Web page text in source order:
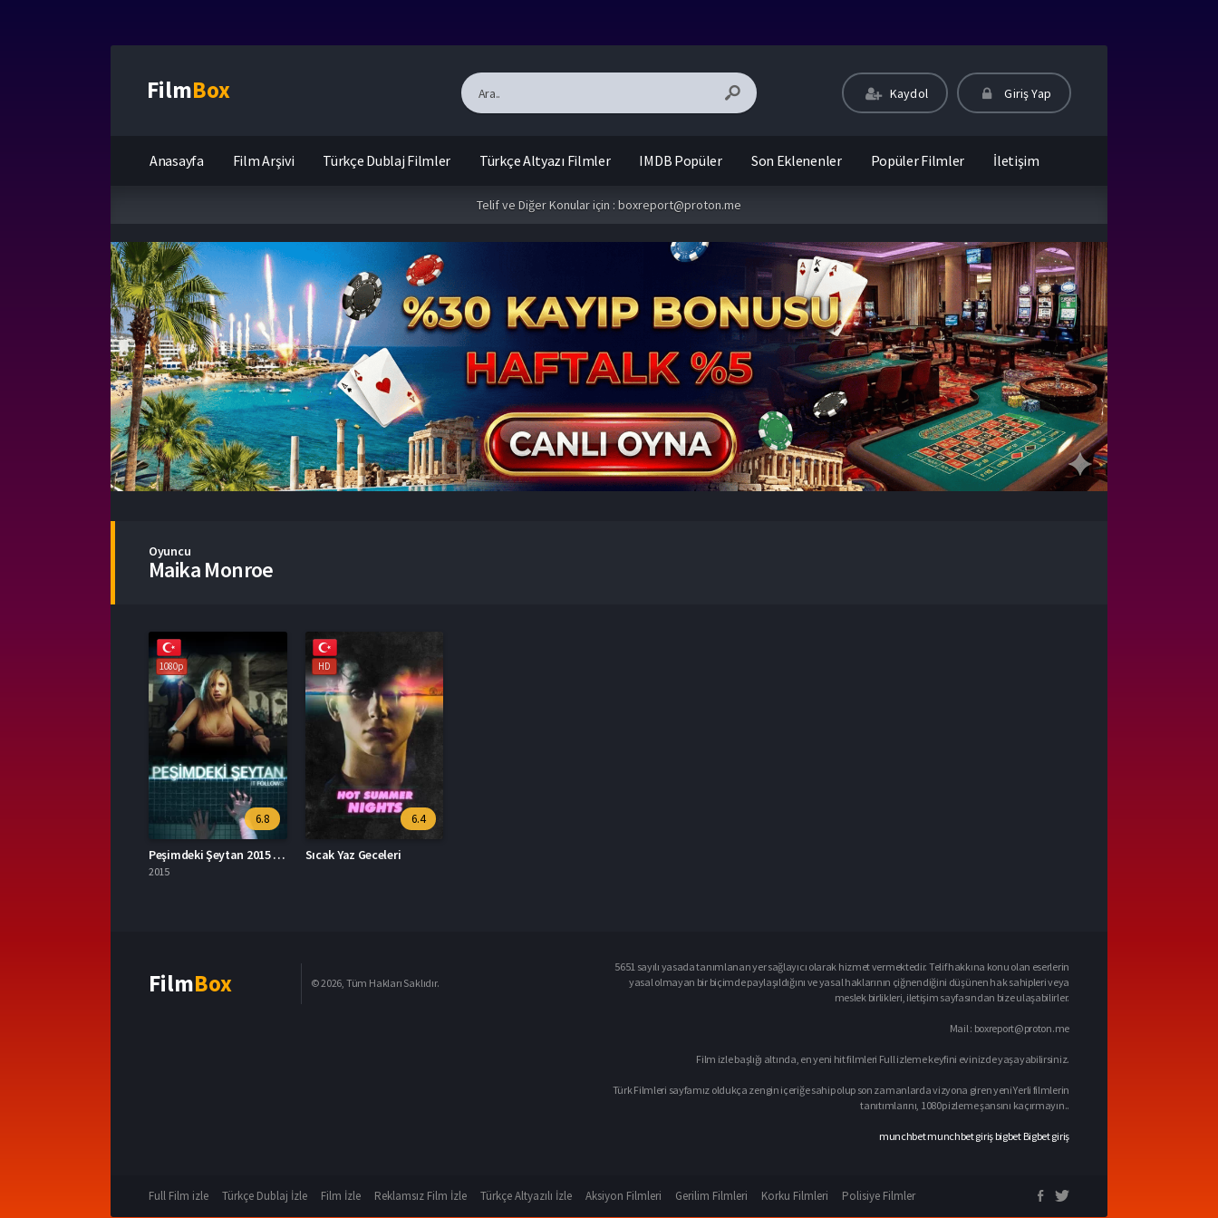
FilmBox Kaydol Giriş Yap
Anasayfa Film Arşivi Türkçe Dublaj Filmler Türkçe Altyazı Filmler IMDB Popüler Son Eklenenler Popüler Filmler İletişim
Telif ve Diğer Konular için : boxreport@proton.me
Oyuncu
Maika Monroe
1080p
6.8
Peşimdeki Şeytan 2015 – It Follows 1080p Turkce Dublaj izle
2015
HD
6.4
Sıcak Yaz Geceleri
FilmBox © 2026, Tüm Hakları Saklıdır.
5651 sayılı yasada tanımlanan yer sağlayıcı olarak hizmet vermektedir. Telif hakkına konu olan eserlerin
yasal olmayan bir biçimde paylaşıldığını ve yasal haklarının çiğnendiğini düşünen hak sahipleri veya
meslek birlikleri, iletişim sayfasından bize ulaşabilirler.
Mail : boxreport@proton.me
Film izle başlığı altında, en yeni hit filmleri Full izleme keyfini evinizde yaşayabilirsiniz.
Türk Filmleri sayfamız oldukça zengin içeriğe sahip olup son zamanlarda vizyona giren yeni Yerli filmlerin
tanıtımlarını, 1080p izleme şansını kaçırmayın..
munchbetmunchbet giriş bigbet Bigbet giriş
Full Film izle Türkçe Dublaj İzle Film İzle Reklamsız Film İzle Türkçe Altyazılı İzle Aksiyon Filmleri Gerilim Filmleri Korku Filmleri Polisiye Filmler